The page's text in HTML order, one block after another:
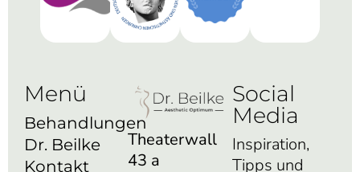
Menü
Behandlungen
Dr. Beilke
Kontakt
Theaterwall
43 a
Social
Media
Inspiration,
Tipps und